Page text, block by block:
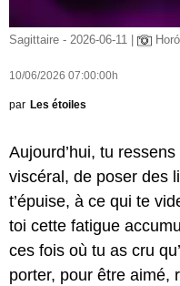
Sagittaire - 2026-06-11 |
10/06/2026 07:00:00h
par Les étoiles
Aujourd’hui, tu
viscéral, de poser des
t’épuise, à ce qui te
toi cette fatigue
ces fois où tu as cru
porter, pour être aimé,